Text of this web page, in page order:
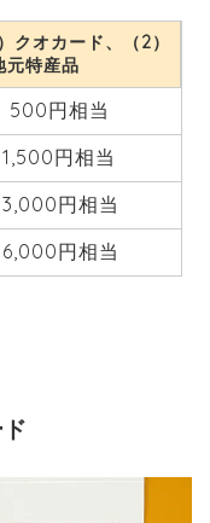
クオカード、（2）
元特産品
500円相当
1,500円相当
3,000円相当
6,000円相当